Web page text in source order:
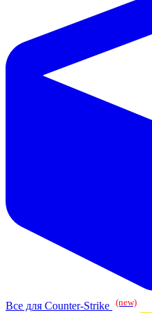
Все для Counter-Strike (new)